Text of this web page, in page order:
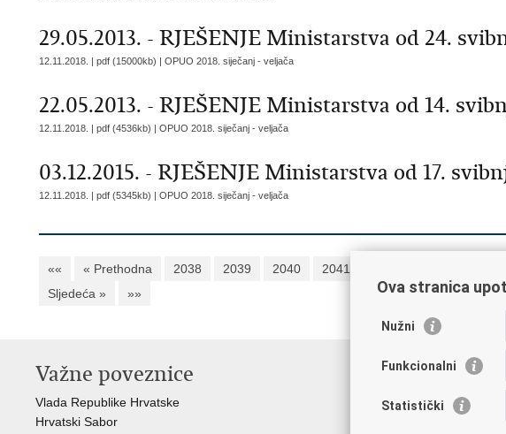
29.05.2013. - RJEŠENJE Ministarstva od 24.
12.11.2018. | pdf (15000kb) | OPUO 2018. siječanj - veljača
22.05.2013. - RJEŠENJE Ministarstva od 14.
12.11.2018. | pdf (4536kb) | OPUO 2018. siječanj - veljača
03.12.2015. - RJEŠENJE Ministarstva od 17.
12.11.2018. | pdf (5345kb) | OPUO 2018. siječanj - veljača
«« « Prethodna 2038 2039 2040 2041
Sljedeća »
»»
Važne poveznice
Vlada Republike Hrvatske
Hrvatski Sabor
Institucije i
nadležnosti
Ova stranica
Nužni
Funkcionalni
Statistički